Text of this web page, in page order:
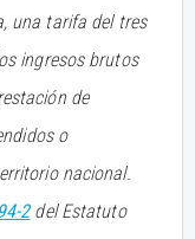
una tarifa del tres
ingresos brutos
de
o
nacional.
2del Estatuto